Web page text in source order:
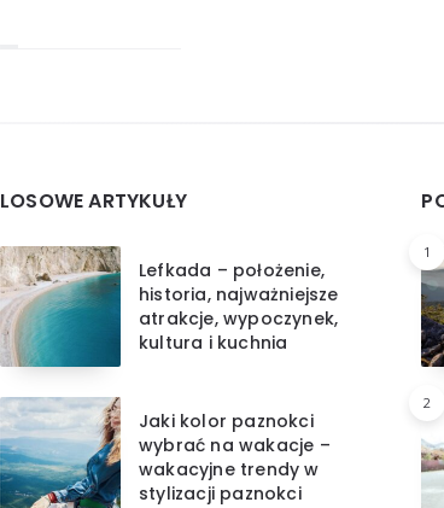
LOSOWE ARTYKUŁY
Lefkada – położenie,
historia, najważniejsze
atrakcje, wypoczynek,
kultura i kuchnia
Jaki kolor paznokci
wybrać na wakacje –
wakacyjne trendy w
stylizacji paznokci
1
2